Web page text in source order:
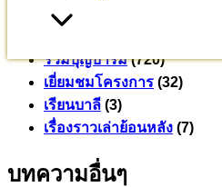
บทความ
ร่วมบุญบารมี(720)
เยี่ยมชมโครงการ (32)
เรียนบาลี (3)
เรื่องราวเล่าย้อนหลัง (7)
บทความอื่นๆ